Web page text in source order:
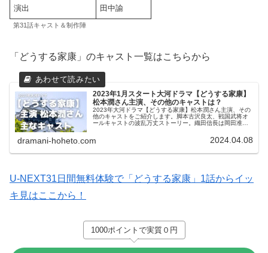
演出 田中諭
第31話キャスト＆制作陣
「どうする家康」のキャスト一覧はこちらから
2023年1月スタート大河ドラマ【どうする家康】
松本潤さん主演、その他のキャストは？
2023年大河ドラマ【どうする家康】松本潤さん主演、その
他のキャストをご紹介します。脚本古沢良太、戦国武将オ
ールキャストの波乱万丈ストーリー。織田信長は岡田准
室築山殿には有村架純が出演。主なキャストのプロフィー
ルとコメントを紹介します。
dramani-hoheto.com 2024.04.08
U-NEXT31日間無料体験で「どうする家康」1話からイッ
キ見はここから！
1000ポイントで実質０円